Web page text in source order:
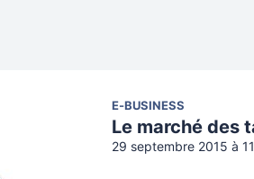
E-BUSINESS
Le marché des
29 septembre 2015 à